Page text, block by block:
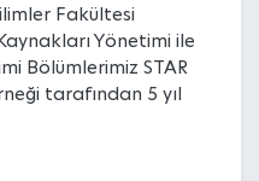
Fakültesi
Yönetimi ile
Bölümlerimiz STAR
tarafından 5 yıl